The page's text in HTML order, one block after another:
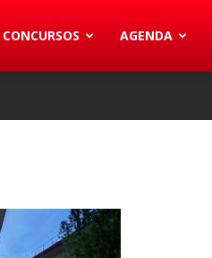
CONCURSOS AGENDA